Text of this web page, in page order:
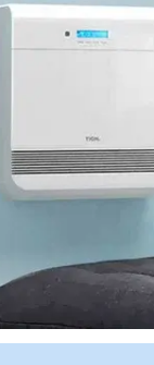
города
стоимость
10 000 тенге
Сроки
от региона
до 8 рабочих дней.
забрать
мкр. Кайрат